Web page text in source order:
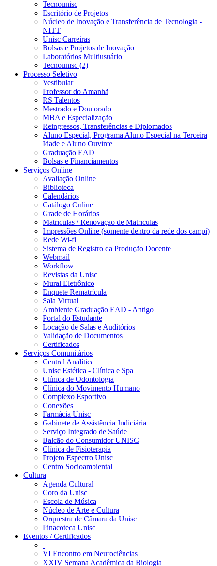
Tecnounisc
Escritório de Projetos
Núcleo de Inovação e Transferência de Tecnologia -
NITT
Unisc Carreiras
Bolsas e Projetos de Inovação
Laboratórios Multiusuário
Tecnounisc (2)
Processo Seletivo
Vestibular
Professor do Amanhã
RS Talentos
Mestrado e Doutorado
MBA e Especialização
Reingressos, Transferências e Diplomados
Aluno Especial, Programa Aluno Especial na Terceira
Idade e Aluno Ouvinte
Graduação EAD
Bolsas e Financiamentos
Serviços Online
Avaliação Online
Biblioteca
Calendários
Catálogo Online
Grade de Horários
Matriculas / Renovação de Matriculas
Impressões Online (somente dentro da rede dos campi)
Rede Wi-fi
Sistema de Registro da Produção Docente
Webmail
Workflow
Revistas da Unisc
Mural Eletrônico
Enquete Rematrícula
Sala Virtual
Ambiente Graduação EAD - Antigo
Portal do Estudante
Locação de Salas e Auditórios
Validação de Documentos
Certificados
Serviços Comunitários
Central Analítica
Unisc Estética - Clínica e Spa
Clínica de Odontologia
Clínica do Movimento Humano
Complexo Esportivo
Conexões
Farmácia Unisc
Gabinete de Assistência Judiciária
Serviço Integrado de Saúde
Balcão do Consumidor UNISC
Clínica de Fisioterapia
Projeto Espectro Unisc
Centro Socioambiental
Cultura
Agenda Cultural
Coro da Unisc
Escola de Música
Núcleo de Arte e Cultura
Orquestra de Câmara da Unisc
Pinacoteca Unisc
Eventos / Certificados
VI Encontro em Neurociências
XXIV Semana Acadêmica da Biologia